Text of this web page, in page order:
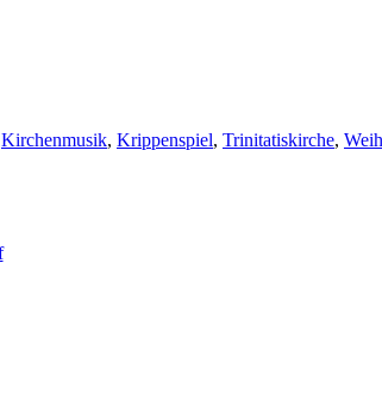
Kirchenmusik, Krippenspiel, Trinitatiskirche,